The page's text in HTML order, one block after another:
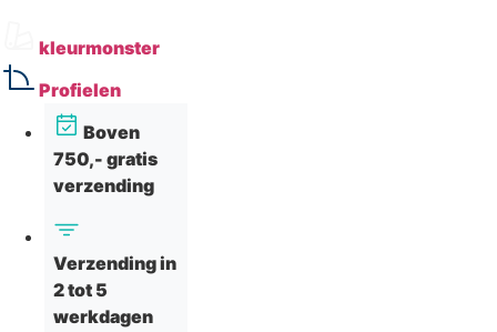
aantalkleurmonster
Profielen
Boven
750,- gratis
verzending
Verzending in
2 tot 5
werkdagen